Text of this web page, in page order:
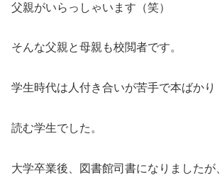
父親がいらっしゃいます（笑）
そんな父親と母親も校閲者です。
学生時代は人付き合いが苦手で本ばかり
読む学生でした。
大学卒業後、図書館司書になりましたが、